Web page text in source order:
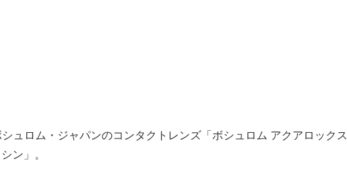
ュロム・ジャパンのコンタクトレンズ「ボシュロム アクアロックス
ン」。